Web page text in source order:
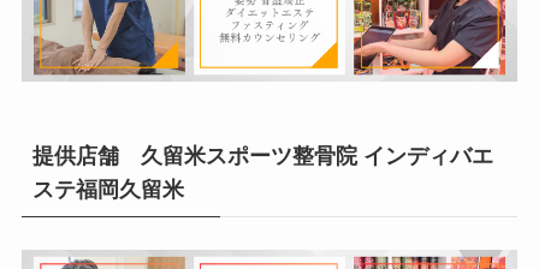
提供店舗 久留米スポーツ整骨院 インディバエ
ステ福岡久留米